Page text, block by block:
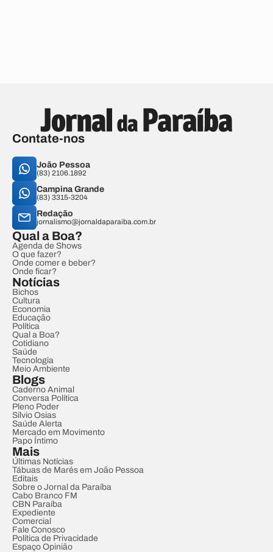
Contate-nos
João Pessoa
(83) 2106.1892
Campina Grande
(83) 3315-3204
Redação
jornalismo@jornaldaparaiba.com.br
Qual a Boa?
Agenda de Shows
O que fazer?
Onde comer e beber?
Onde ficar?
Notícias
Bichos
Cultura
Economia
Educação
Política
Qual a Boa?
Cotidiano
Saúde
Tecnologia
Meio Ambiente
Blogs
Caderno Animal
Conversa Política
Pleno Poder
Sílvio Osias
Saúde Alerta
Mercado em Movimento
Papo Íntimo
Mais
Últimas Notícias
Tábuas de Marés em João Pessoa
Editais
Sobre o Jornal da Paraíba
Cabo Branco FM
CBN Paraíba
Expediente
Comercial
Fale Conosco
Política de Privacidade
Espaço Opinião